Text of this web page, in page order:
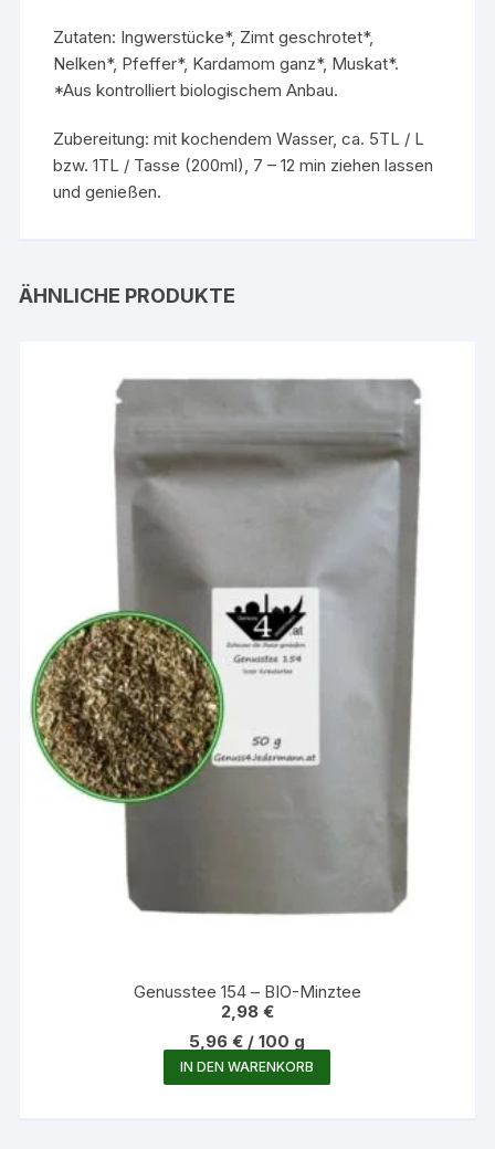
Zutaten: Ingwerstücke*, Zimt geschrotet*,
Nelken*, Pfeffer*, Kardamom ganz*, Muskat*.
*Aus kontrolliert biologischem Anbau.
Zubereitung: mit kochendem Wasser, ca. 5TL / L
bzw. 1TL / Tasse (200ml), 7 – 12 min ziehen lassen
und genießen.
ÄHNLICHE PRODUKTE
Genusstee 154 – BIO-Minztee
2,98 €
5,96€ /100 g
IN DEN WARENKORB